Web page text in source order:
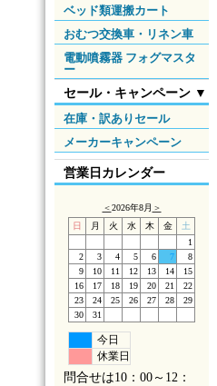
ベッド類運搬カート
おむつ交換車・リネン車
電動噴霧器 フォグマスタ
ー
セール・キャンペーン ▼
在庫・訳ありセール
メーカーキャンペーン
営業日カレンダー
＜2026年8月 ＞
日
月 火 水 木 金
土
1
2
3 4 5 6 7
8
9
10 11 12 13 14
15
16
17 18 19 20 21
22
23
24 25 26 27 28
29
30
31
今日
休業日
問合せは10：00～12：